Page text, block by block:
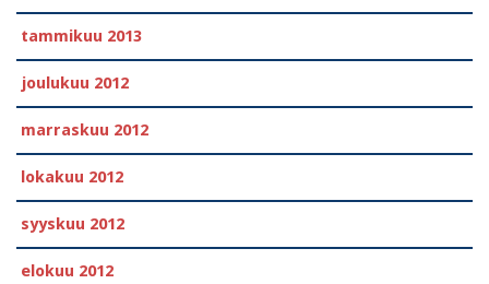
tammikuu 2013
joulukuu 2012
marraskuu 2012
lokakuu 2012
syyskuu 2012
elokuu 2012